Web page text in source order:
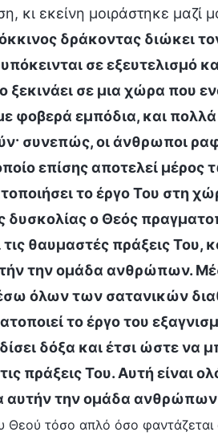
κι εκείνη μοιράστηκε μαζί
δράκοντας διώκει
σε εξευτελισμό
ξεκινάει σε μια χώρα που
φοβερά εμπόδια, και
συνεπώς, οι άνθρωποι
επίσης αποτελεί μέρος
το έργο Του στη
ο Θεός
θαυμαστές πράξεις Του,
την ομάδα ανθρώπων.
όλων των σατανικών
το έργο του
δόξα και έτσι ώστε να
πράξεις Του. Αυτή είναι
αυτήν την ομάδα ανθρώπων
Θεού τόσο απλό όσο